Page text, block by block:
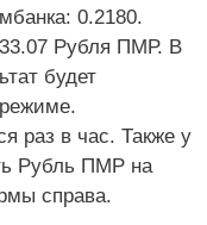
0.2180.
Рубля ПМР. В
будет
раз в час. Также у
Рубль ПМР на
справа.